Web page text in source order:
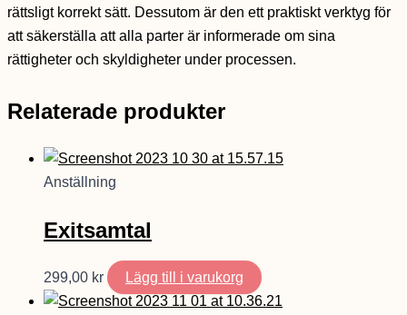
rättsligt korrekt sätt. Dessutom är den ett praktiskt verktyg för
att säkerställa att alla parter är informerade om sina
rättigheter och skyldigheter under processen.
Relaterade produkter
Anställning
Exitsamtal
299,00 kr Lägg till i varukorg